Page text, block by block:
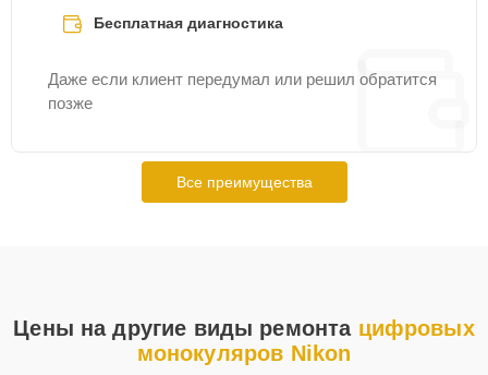
Бесплатная диагностика
Даже если клиент передумал или решил обратится
позже
Все преимущества
Цены на другие виды ремонта цифровых
монокуляров Nikon